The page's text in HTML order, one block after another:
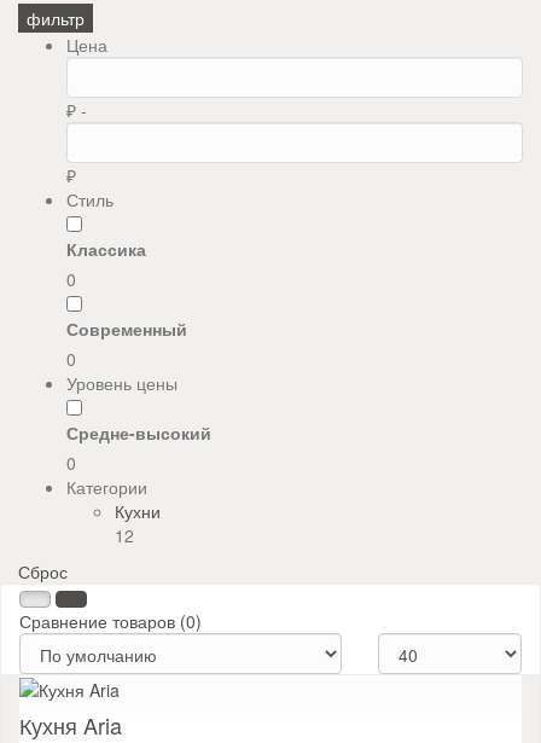
фильтр
Цена
₽ -
₽
Стиль
Классика
0
Современный
0
Уровень цены
Средне-высокий
0
Категории
Кухни
12
Сброс
Сравнение товаров (0)
Кухня Aria